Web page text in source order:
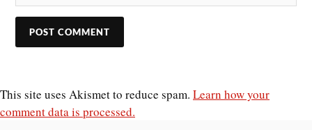
This site uses Akismet to reduce spam. Learn how your
comment data is processed.